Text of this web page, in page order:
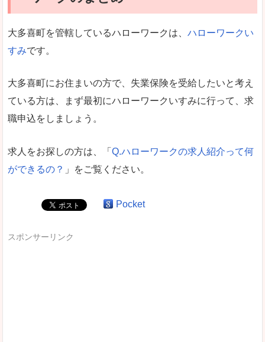
大多喜町を管轄しているハローワークは、 ハローワークい
すみです。
大多喜町にお住まいの方で、失業保険を受給したいと考え
ている方は、まず最初にハローワークいすみに行って、求
職申込をしましょう。
求人をお探しの方は、「 Q.ハローワークの求人紹介って何
ができるの？ 」をご覧ください。
Pocket
スポンサーリンク